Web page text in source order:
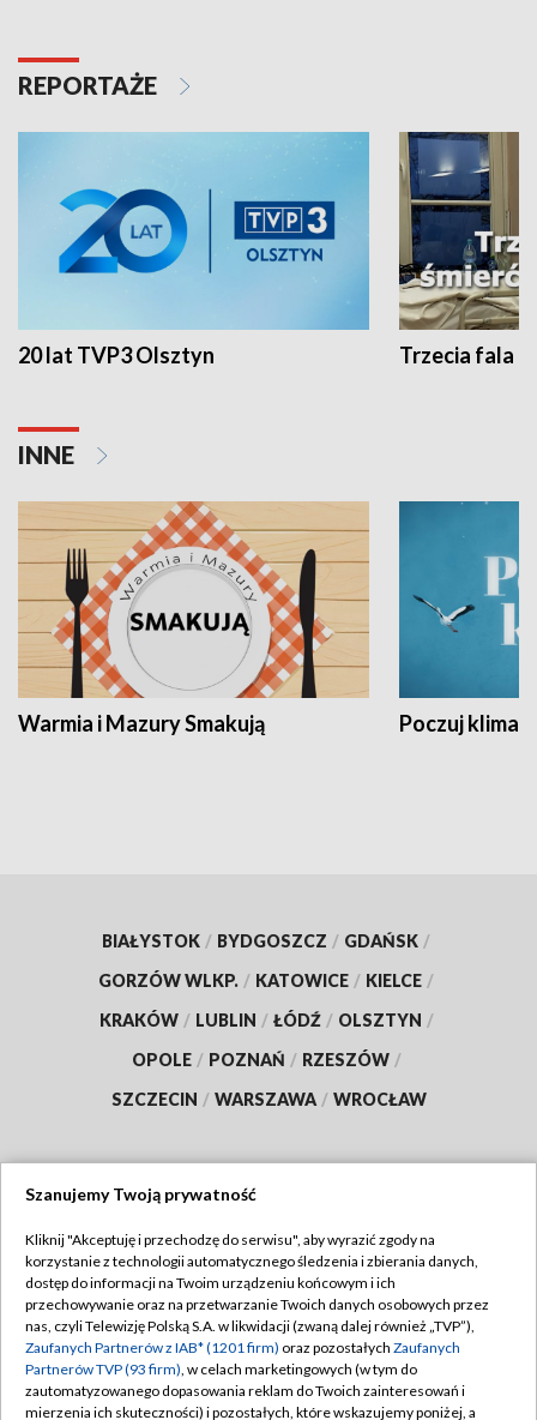
REPORTAŻE
20 lat TVP3 Olsztyn Trzecia fala -
INNE
Warmia i Mazury Smakują Poczuj klimat
BIAŁYSTOK / BYDGOSZCZ / GDAŃSK /
GORZÓW WLKP. / KATOWICE / KIELCE /
KRAKÓW / LUBLIN / ŁÓDŹ / OLSZTYN /
OPOLE / POZNAŃ / RZESZÓW /
SZCZECIN / WARSZAWA / WROCŁAW
TVP
Abonament TVP
Emisja w TVP
Centrum informacji TVP
Regulamin TVP
Polityka prywatności
Moje zgody
Szanujemy Twoją prywatność
Kliknij "Akceptuję i przechodzę do serwisu", aby wyrazić zgody na
korzystanie z technologii automatycznego śledzenia i zbierania danych,
dostęp do informacji na Twoim urządzeniu końcowym i ich
przechowywanie oraz na przetwarzanie Twoich danych osobowych przez
nas, czyli Telewizję Polską S.A. w likwidacji (zwaną dalej również „TVP”),
Zaufanych Partnerów z IAB* (1201 firm) oraz pozostałych Zaufanych
Partnerów TVP (93 firm), w celach marketingowych (w tym do
zautomatyzowanego dopasowania reklam do Twoich zainteresowań i
mierzenia ich skuteczności) i pozostałych, które wskazujemy poniżej, a